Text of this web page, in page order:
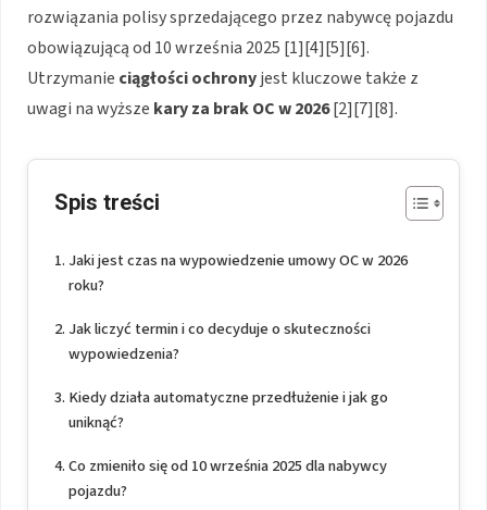
rozwiązania polisy sprzedającego przez nabywcę pojazdu
obowiązującą od 10 września 2025 [1][4][5][6].
Utrzymanie ciągłości ochronyjest kluczowe także z
uwagi na wyższe kary za brak OC w 2026[2][7][8].
Spis treści
Jaki jest czas na wypowiedzenie umowy OC w 2026
roku?
Jak liczyć termin i co decyduje o skuteczności
wypowiedzenia?
Kiedy działa automatyczne przedłużenie i jak go
uniknąć?
Co zmieniło się od 10 września 2025 dla nabywcy
pojazdu?